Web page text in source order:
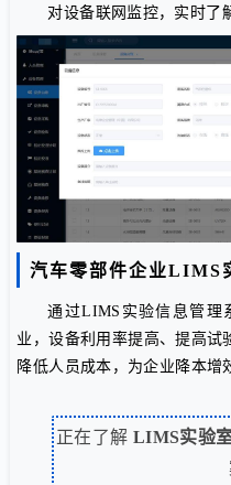
对设备联网监控，实时了
汽车零部件企业LIMS
通过LIMS实验信息管理
业，设备利用率提高、提高试
降低人员成本，为企业降本增
正在了解 LIMS实验